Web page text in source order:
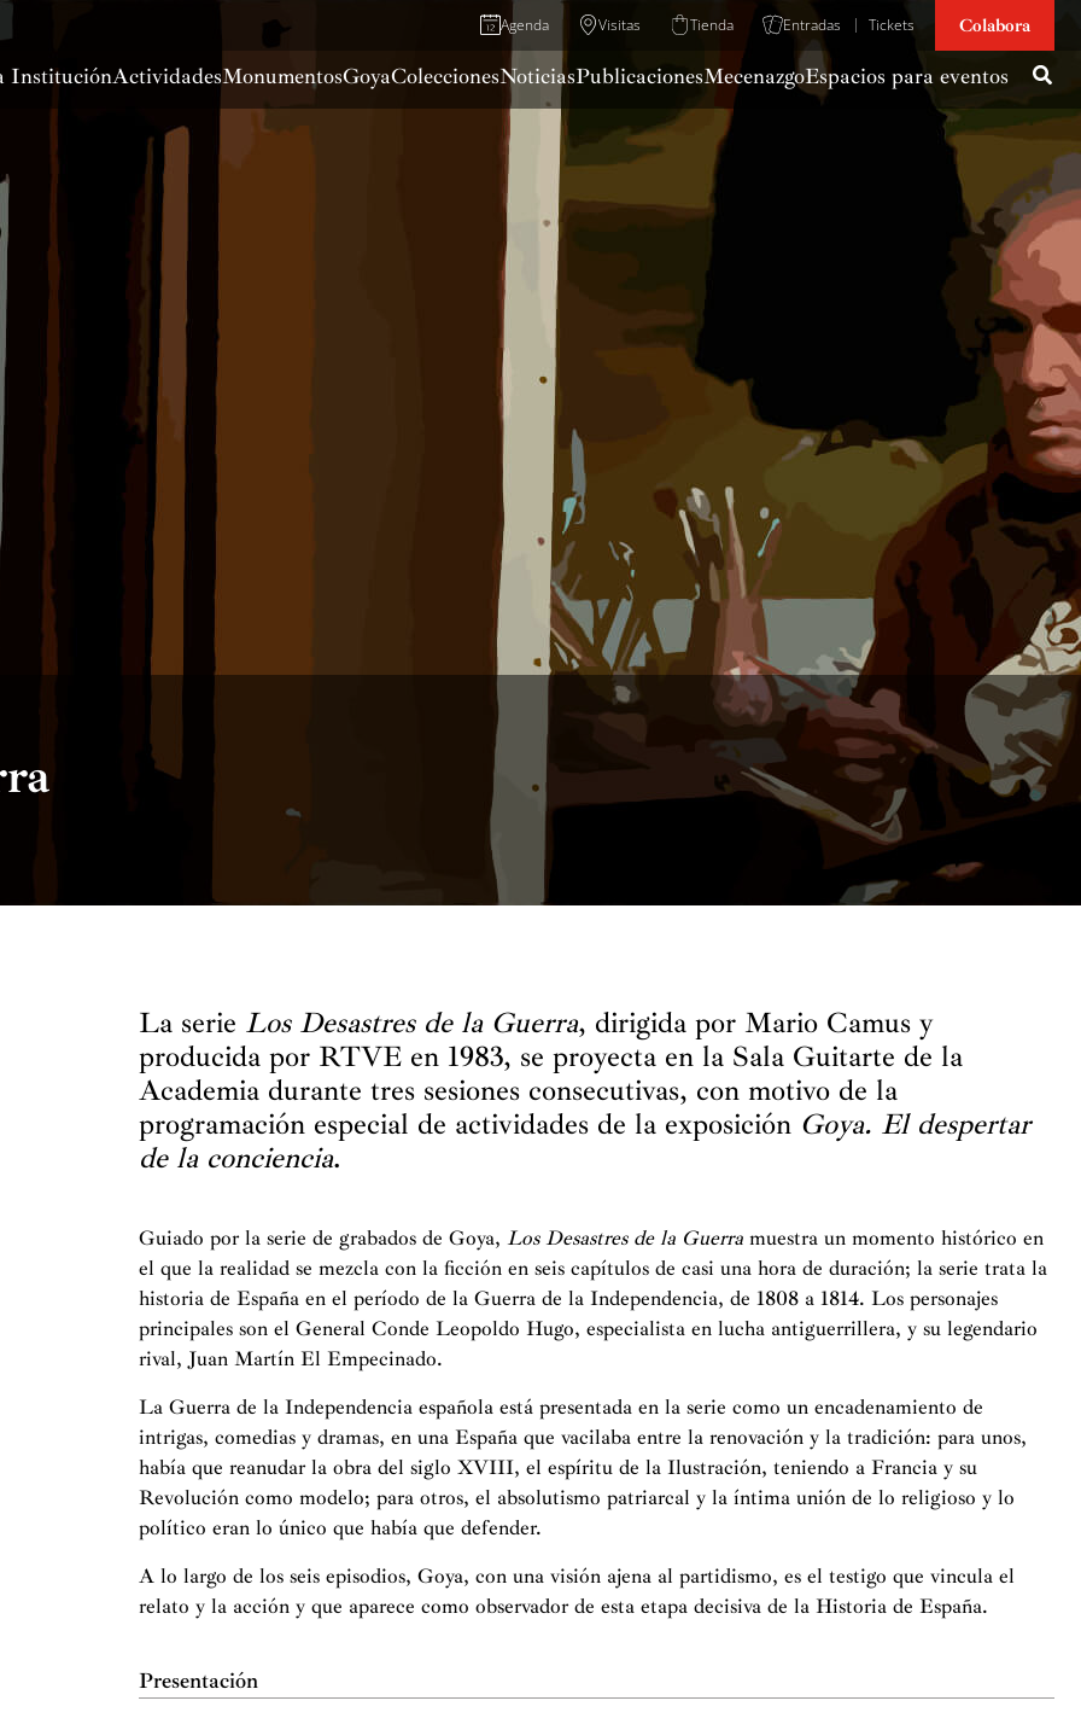
Agenda Visitas Tienda Entradas Tickets Colabora
InstituciónActividadesMonumentosGoyaColeccionesNoticiasPublicacionesMecenazgoEspacios para eventos
La serie Los Desastres de la Guerra, dirigida por Mario Camus y
producida por RTVE en 1983, se proyecta en la Sala Guitarte de la
Academia durante tres sesiones consecutivas, con motivo de la
programación especial de actividades de la exposición Goya. El despertar
de la conciencia.
Guiado por la serie de grabados de Goya,Los Desastres de la Guerra muestra un momento histórico en
el que la realidad se mezcla con la ficción en seis capítulos de casi una hora de duración; la serie trata la
historia de España en el período de la Guerra de la Independencia, de 1808 a 1814. Los personajes
principales son el General Conde Leopoldo Hugo, especialista en lucha antiguerrillera, y su legendario
rival, Juan Martín El Empecinado.
La Guerra de la Independencia española está presentada en la serie como un encadenamiento de
intrigas, comedias y dramas, en una España que vacilaba entre la renovación y la tradición: para unos,
había que reanudar la obra del siglo XVIII, el espíritu de la Ilustración, teniendo a Francia y su
Revolución como modelo; para otros, el absolutismo patriarcal y la íntima unión de lo religioso y lo
político eran lo único que había que defender.
A lo largo de los seis episodios, Goya, con una visión ajena al partidismo, es el testigo que vincula el
relato y la acción y que aparece como observador de esta etapa decisiva de la Historia de España.
Presentación